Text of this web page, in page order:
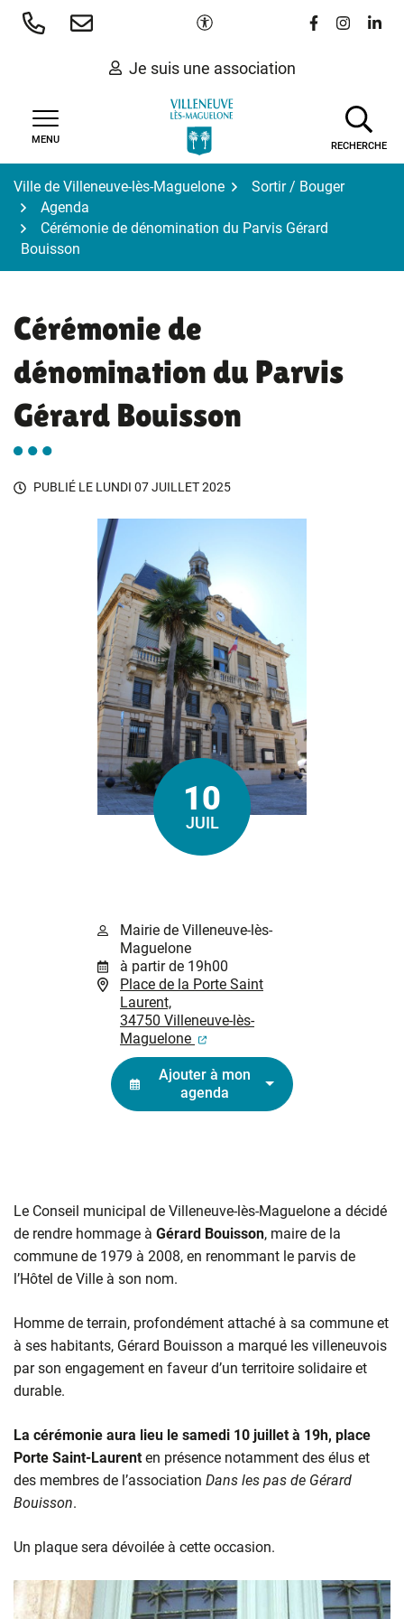
Aller
Paramètres d'accessibilité
Lien vers le
Lien vers
Lien
Je suis une association
MENU
RECHERCHE
Ville de Villeneuve-lès-Maguelone
Sortir / Bouger
Agenda
Cérémonie de dénomination du Parvis Gérard
Bouisson
Cérémonie de
dénomination du Parvis
Gérard Bouisson
PUBLIÉ LE LUNDI 07 JUILLET 2025
Le
10
JUIL
Mairie de Villeneuve-lès-
Maguelone
à partir de 19h00
Place de la Porte Saint
Laurent,
34750 Villeneuve-lès-
Maguelone
(ouverture dans un nouvel
Ajouter à mon
agenda
Le Conseil municipal de Villeneuve-lès-Maguelone a décidé
de rendre hommage à Gérard Bouisson, maire de la
commune de 1979 à 2008, en renommant le parvis de
l’Hôtel de Ville à son nom.
Homme de terrain, profondément attaché à sa commune et
à ses habitants, Gérard Bouisson a marqué les villeneuvois
par son engagement en faveur d’un territoire solidaire et
durable.
La cérémonie aura lieu le samedi 10 juillet à 19h, place
Porte Saint-Laurent en présence notamment des élus et
des membres de l’association Dans les pas de Gérard
Bouisson.
Un plaque sera dévoilée à cette occasion.